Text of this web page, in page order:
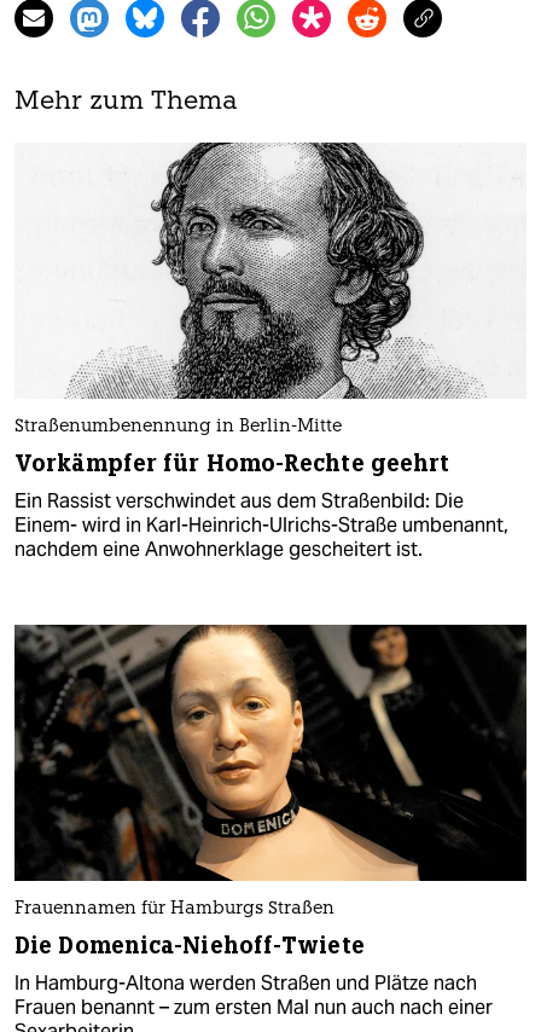
Mehr zum Thema
Straßenumbenennung in Berlin-Mitte
Vorkämpfer für Homo-Rechte geehrt
Ein Rassist verschwindet aus dem Straßenbild: Die
Einem- wird in Karl-Heinrich-Ulrichs-Straße umbenannt,
nachdem eine Anwohnerklage gescheitert ist.
Frauennamen für Hamburgs Straßen
Die Domenica-Niehoff-Twiete
In Hamburg-Altona werden Straßen und Plätze nach
Frauen benannt – zum ersten Mal nun auch nach einer